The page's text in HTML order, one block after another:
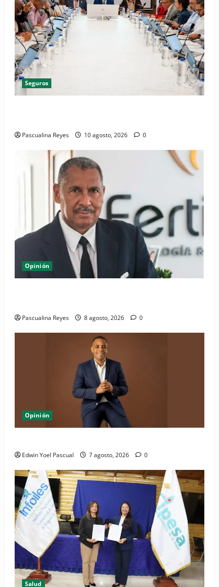
Seguros
Pascualina Reyes 10 agosto, 2026 0
Opinión
Pascualina Reyes 8 agosto, 2026 0
Opinión
Edwin Yoel Pascual 7 agosto, 2026 0
Salud